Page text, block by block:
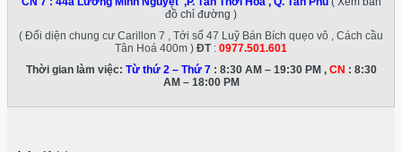
đồ chỉ đường )
( Đối diện chung cư Carillon 7 , Tới số 47 Luỹ Bán Bích quẹo vô , Cách cầu
Tân Hoá 400m ) ĐT: 0977.501.601
Thời gian làm việc: Từ thứ 2 – Thứ 7: 8:30 AM – 19:30 PM , CN : 8:30
AM – 18:00 PM